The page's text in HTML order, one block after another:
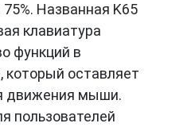
и появлением новых
будущее
измениться.
и другие
Названная K65
клавиатура
функций в
оставляет
движения мыши.
пользователей